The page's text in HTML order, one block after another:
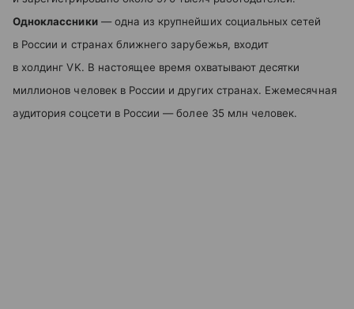
Одноклассники— одна из крупнейших социальных сетей
в России и странах ближнего зарубежья, входит
в холдинг VK. В настоящее время охватывают десятки
миллионов человек в России и других странах. Ежемесячная
аудитория соцсети в России — более 35 млн человек.